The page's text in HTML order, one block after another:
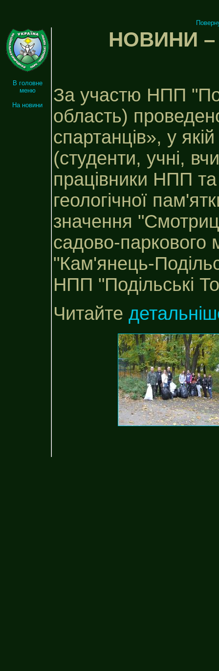
В головне
меню
На новини
НОВИНИ –
За участю НПП
область)
спартанців», у
(студенти, учні,
працівники НПП
геологічної
значення
садово-паркового
"Кам'янець-
НПП "Подільські
Читайте